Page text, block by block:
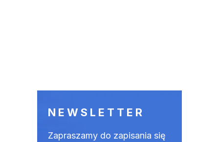
NEWSLETTER
Zapraszamy do zapisania się